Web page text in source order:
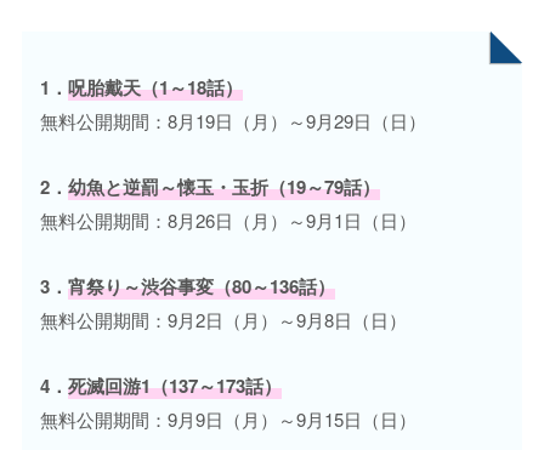
1． 呪胎戴天（1～18話）
無料公開期間：8月19日（月）～9月29日（日）
2． 幼魚と逆罰～懐玉・玉折（19～79話）
無料公開期間：8月26日（月）～9月1日（日）
3． 宵祭り～渋谷事変（80～136話）
無料公開期間：9月2日（月）～9月8日（日）
4． 死滅回游1（137～173話）
無料公開期間：9月9日（月）～9月15日（日）